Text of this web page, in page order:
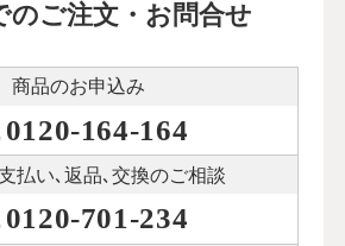
のご注文・お問合せ
商品のお申込み
0120-164-164
払い､ 返品､交換のご相談
0120-701-234